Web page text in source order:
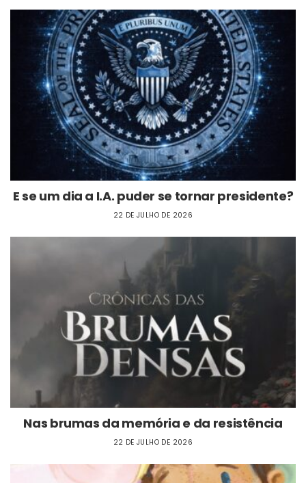
E se um dia a I.A. puder se tornar presidente?
22 DE JULHO DE 2026
Nas brumas da memória e da resistência
22 DE JULHO DE 2026